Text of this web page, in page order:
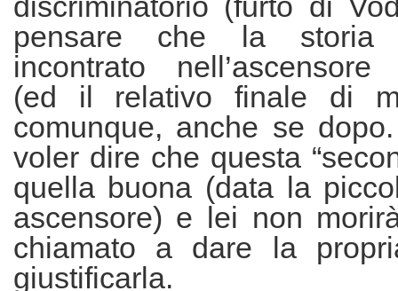
pensare che la storia
incontrato nell’ascensore
(ed il relativo finale di
comunque, anche se
voler dire che questa
quella buona (data la
ascensore) e lei non
chiamato a dare la
giustificarla.